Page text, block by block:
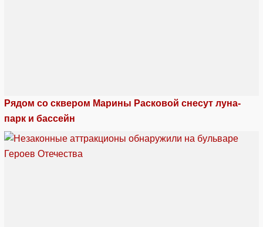
Рядом со сквером Марины Расковой снесут луна-
парк и бассейн